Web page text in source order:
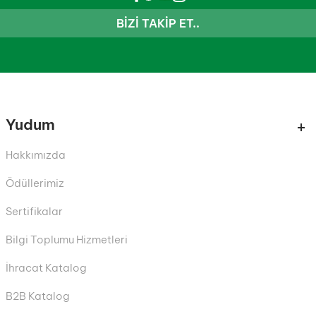
BIZI TAKIP ET..
Yudum
Hakkımızda
Ödüllerimiz
Sertifikalar
Bilgi Toplumu Hizmetleri
İhracat Katalog
B2B Katalog